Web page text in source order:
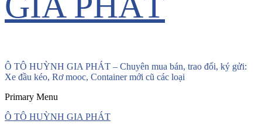
Ô TÔ HUỲNH GIA PHÁT – Chuyên mua bán, trao đổi, ký gửi:
Xe đầu kéo, Rơ mooc, Container mới cũ các loại
Primary Menu
Ô TÔ HUỲNH GIA PHÁT